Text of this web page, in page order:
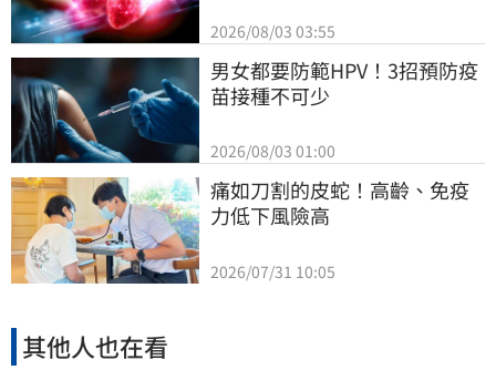
2026/08/03 03:55
男女都要防範HPV！3招預防疫
苗接種不可少
2026/08/03 01:00
痛如刀割的皮蛇！高齡、免疫
力低下風險高
2026/07/31 10:05
其他人也在看